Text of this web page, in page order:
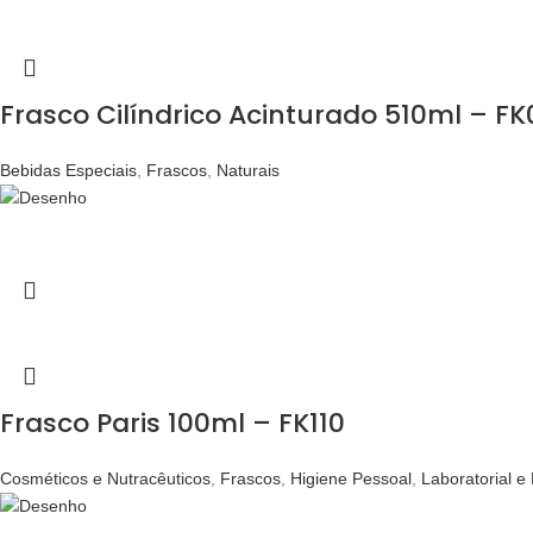
Frasco Cilíndrico Acinturado 510ml –
Bebidas Especiais Frascos Naturais
Frasco Paris 100ml – FK110
Cosméticos e Nutracêuticos Frascos Higiene Pessoal Laboratorial e